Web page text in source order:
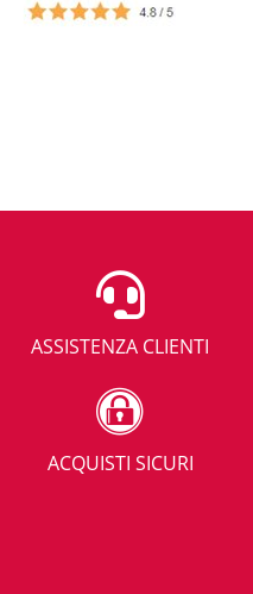
ASSISTENZA CLIENTI
ACQUISTI SICURI